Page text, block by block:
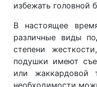
избежать головной
В настоящее
различные виды
степени
подушки имеют
или жаккардовой